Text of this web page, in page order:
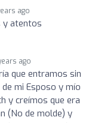
ago
y atentos
ago
que entramos sin
mi Esposo y mío
y creímos que era
(No de molde) y